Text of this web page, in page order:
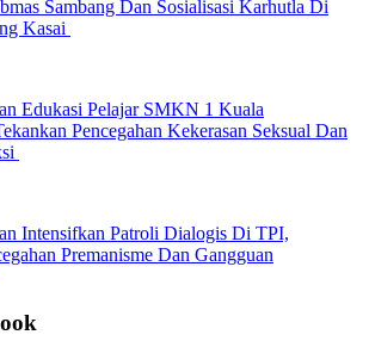
Sambang Dan Sosialisasi Karhutla Di
Kasai
Edukasi Pelajar SMKN 1 Kuala
Pencegahan Kekerasan Seksual Dan
Intensifkan Patroli Dialogis Di TPI,
Premanisme Dan Gangguan